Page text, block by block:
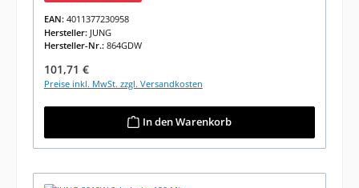
EAN: 4011377230958
Hersteller: JUNG
Hersteller-Nr.: 864GDW
Regulärer Preis:
101,71 €
Preise inkl. MwSt. zzgl. Versandkosten
In den Warenkorb